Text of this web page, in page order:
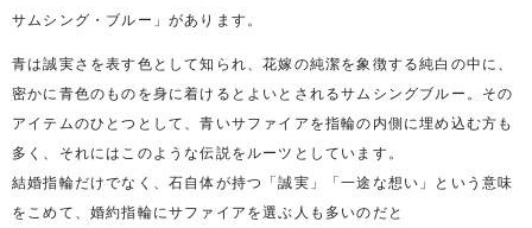
サムシング・ブルー」があります。
青は誠実さを表す色として知られ、花嫁の純潔を象徴する純白の中に、
密かに青色のものを身に着けるとよいとされるサムシングブルー。その
アイテムのひとつとして、青いサファイアを指輪の内側に埋め込む方も
多く、それにはこのような伝説をルーツとしています。
結婚指輪だけでなく、石自体が持つ「誠実」「一途な想い」という意味
をこめて、婚約指輪にサファイアを選ぶ人も多いのだと